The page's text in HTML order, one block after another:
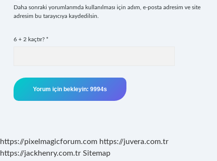
Daha sonraki yorumlarımda kullanılması için adım, e-posta adresim ve site
adresim bu tarayıcıya kaydedilsin.
6 + 2 kaçtır? *
https://pixelmagicforum.com https://juvera.com.tr
https://jackhenry.com.tr Sitemap